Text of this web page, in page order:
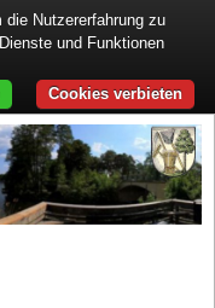
die Nutzererfahrung zu
und Funktionen
Cookies verbieten